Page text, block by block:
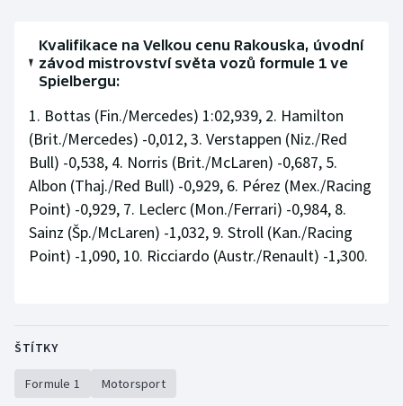
Kvalifikace na Velkou cenu Rakouska, úvodní
závod mistrovství světa vozů formule 1 ve
Spielbergu:
1. Bottas (Fin./Mercedes) 1:02,939, 2. Hamilton
(Brit./Mercedes) -0,012, 3. Verstappen (Niz./Red
Bull) -0,538, 4. Norris (Brit./McLaren) -0,687, 5.
Albon (Thaj./Red Bull) -0,929, 6. Pérez (Mex./Racing
Point) -0,929, 7. Leclerc (Mon./Ferrari) -0,984, 8.
Sainz (Šp./McLaren) -1,032, 9. Stroll (Kan./Racing
Point) -1,090, 10. Ricciardo (Austr./Renault) -1,300.
ŠTÍTKY
Formule 1 Motorsport